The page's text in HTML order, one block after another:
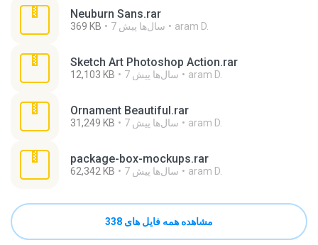
Neuburn Sans.rar
369 KB 7 سال‌ها پیش aram D.
Sketch Art Photoshop Action.rar
12,103 KB 7 سال‌ها پیش aram D.
Ornament Beautiful.rar
31,249 KB 7 سال‌ها پیش aram D.
package-box-mockups.rar
62,342 KB 7 سال‌ها پیش aram D.
مشاهده همه فایل های 338